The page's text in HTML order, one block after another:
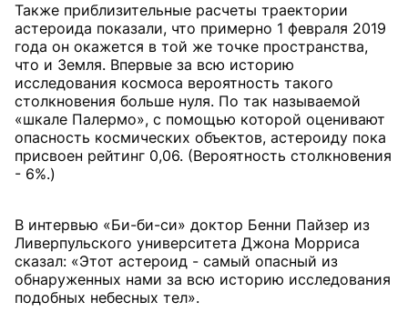
Также приблизительные расчеты траектории
астероида показали, что примерно 1 февраля 2019
года он окажется в той же точке пространства,
что и Земля. Впервые за всю историю
исследования космоса вероятность такого
столкновения больше нуля. По так называемой
«шкале Палермо», с помощью которой оценивают
опасность космических объектов, астероиду пока
присвоен рейтинг 0,06. (Вероятность столкновения
- 6%.)
В интервью «Би-би-си» доктор Бенни Пайзер из
Ливерпульского университета Джона Морриса
сказал: «Этот астероид - самый опасный из
обнаруженных нами за всю историю исследования
подобных небесных тел».